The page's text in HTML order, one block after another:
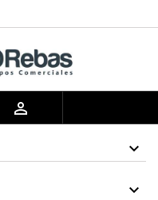
